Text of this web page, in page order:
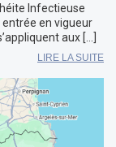
Infectieuse
en vigueur
aux […]
LIRE LA SUITE